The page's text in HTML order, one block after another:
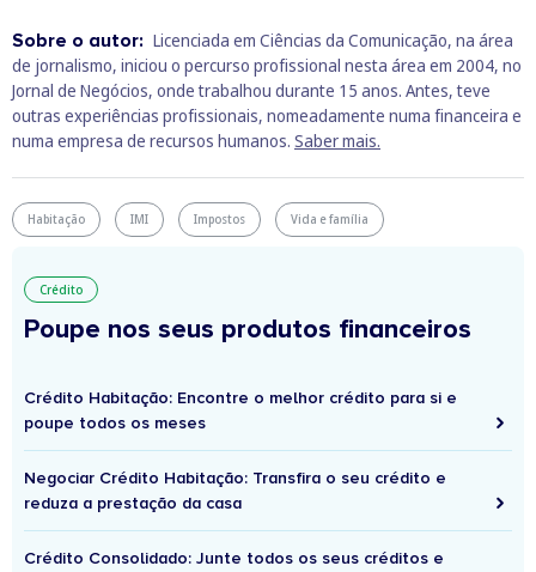
Sobre o autor: Licenciada em Ciências da Comunicação, na área
de jornalismo, iniciou o percurso profissional nesta área em 2004, no
Jornal de Negócios, onde trabalhou durante 15 anos. Antes, teve
outras experiências profissionais, nomeadamente numa financeira e
numa empresa de recursos humanos. Saber mais.
Habitação IMI Impostos Vida e família
Crédito
Poupe nos seus produtos financeiros
Crédito Habitação: Encontre o melhor crédito para si e
poupe todos os meses
Negociar Crédito Habitação: Transfira o seu crédito e
reduza a prestação da casa
Crédito Consolidado: Junte todos os seus créditos e